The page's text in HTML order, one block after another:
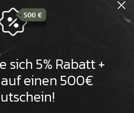
sich 5% Rabatt +
einen 500€